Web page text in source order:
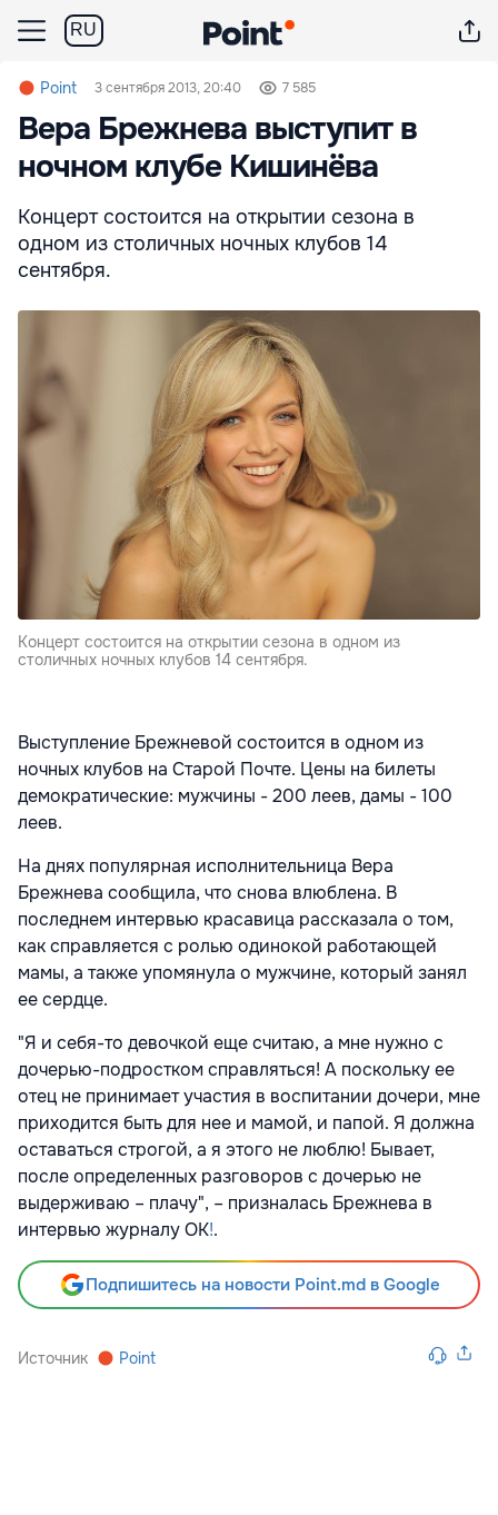
RU
Point 3 сентября 2013, 20:40 7 585
Вера Брежнева выступит в
ночном клубе Кишинёва
Концерт состоится на открытии сезона в
одном из столичных ночных клубов 14
сентября.
Концерт состоится на открытии сезона в одном из
столичных ночных клубов 14 сентября.
Выступление Брежневой состоится в одном из
ночных клубов на Старой Почте. Цены на билеты
демократические: мужчины - 200 леев, дамы - 100
леев.
На днях популярная исполнительница Вера
Брежнева сообщила, что снова влюблена. В
последнем интервью красавица рассказала о том,
как справляется с ролью одинокой работающей
мамы, а также упомянула о мужчине, который занял
ее сердце.
"Я и себя-то девочкой еще считаю, а мне нужно с
дочерью-подростком справляться! А поскольку ее
отец не принимает участия в воспитании дочери, мне
приходится быть для нее и мамой, и папой. Я должна
оставаться строгой, а я этого не люблю! Бывает,
после определенных разговоров с дочерью не
выдерживаю – плачу", – призналась Брежнева в
интервью журналу ОК!.
Подпишитесь на новости Point.md в Google
Источник Point